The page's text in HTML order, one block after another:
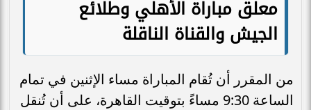
معلق مباراة الأهلي وطلائع
الجيش والقناة الناقلة
من المقرر أن تُقام المباراة مساء الإثنين في تمام
الساعة 9:30 مساءً بتوقيت القاهرة، على أن تُنقل